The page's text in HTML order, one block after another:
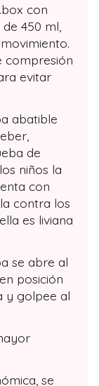
con
450 ml,
compresión
evitar
abatible
de
niños la
con
contra los
es liviana
se abre al
posición
y golpee al
se